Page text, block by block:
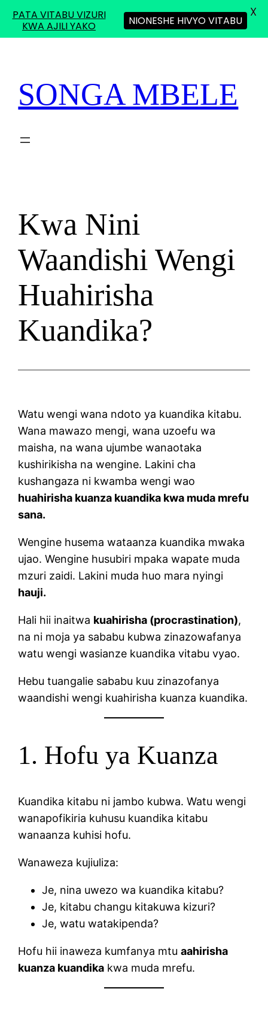
content
SONGA MBELE
Kwa Nini
Waandishi Wengi
Huahirisha
Kuandika?
Watu wengi wana ndoto ya kuandika kitabu.
Wana mawazo mengi, wana uzoefu wa
maisha, na wana ujumbe wanaotaka
kushirikisha na wengine. Lakini cha
kushangaza ni kwamba wengi wao
huahirisha kuanza kuandika kwa muda mrefu
sana.
Wengine husema wataanza kuandika mwaka
ujao. Wengine husubiri mpaka wapate muda
mzuri zaidi. Lakini muda huo mara nyingi
hauji.
Hali hii inaitwa kuahirisha (procrastination),
na ni moja ya sababu kubwa zinazowafanya
watu wengi wasianze kuandika vitabu vyao.
Hebu tuangalie sababu kuu zinazofanya
waandishi wengi kuahirisha kuanza kuandika.
1. Hofu ya Kuanza
Kuandika kitabu ni jambo kubwa. Watu wengi
wanapofikiria kuhusu kuandika kitabu
wanaanza kuhisi hofu.
Wanaweza kujiuliza:
Je, nina uwezo wa kuandika kitabu?
Je, kitabu changu kitakuwa kizuri?
Je, watu watakipenda?
Hofu hii inaweza kumfanya mtuaahirisha
kuanza kuandika kwa muda mrefu.
PATA VITABU VIZURI
KWA AJILI YAKO
NIONESHE HIVYO VITABU
X